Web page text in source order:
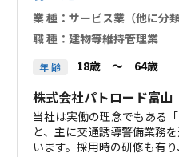
業 種： サービス業（他に分
職 種： 建物等維持管理業
年 齢 18歳 ～ 64歳
株式会社パトロード富
当社は実働の理念でもある
と、主に交通誘導警備業務
います。採用時の研修も有